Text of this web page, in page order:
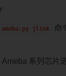
ameba.py jlink 命
系列芯片